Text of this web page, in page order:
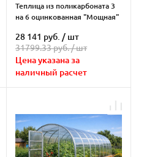
Теплица из поликарбоната 3
на 6 оцинкованная "Мощная"
28 141 руб. / шт
31799.33 руб. /шт
Цена указана за
наличный расчет